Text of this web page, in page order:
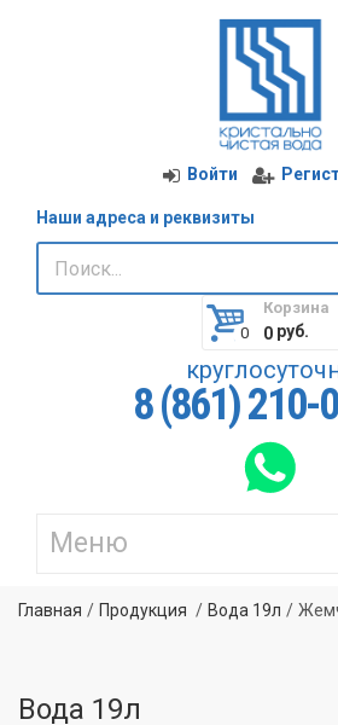
Войти
Наши адреса и реквизиты
Корзина
0руб.
8 (861) 210-
Главная Продукция Вода 19л
Вода 19л